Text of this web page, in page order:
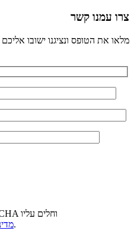
צרו עמנו קשר
מלאו את הטופס ונציגנו ישובו
אתר זה מוגן על-ידי שירות reCAPTCHA וחלים עליו
של גוגל.